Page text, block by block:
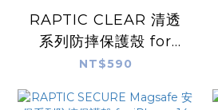
RAPTIC CLEAR 清透
系列防摔保護殼 for
iPhone 14
NT$590